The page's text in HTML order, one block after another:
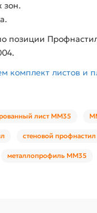
зон.
позиции
комплект листов и
лист ММ35
стеновой профнастил
металлопрофиль ММ35